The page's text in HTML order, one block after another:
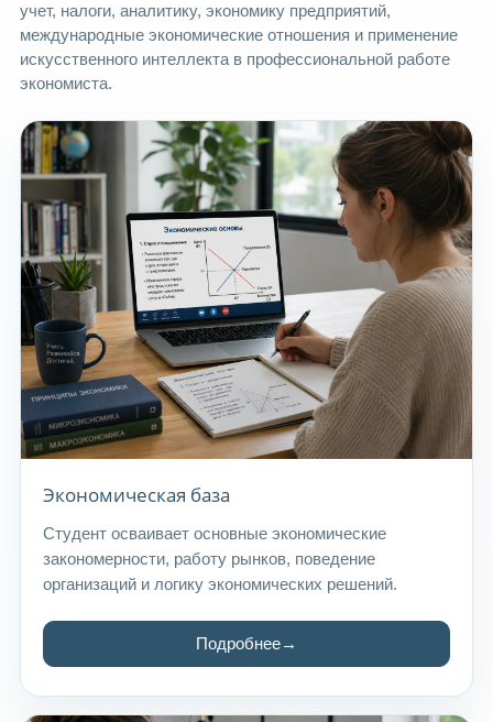
учет, налоги, аналитику, экономику предприятий,
международные экономические отношения и применение
искусственного интеллекта в профессиональной работе
экономиста.
Экономическая база
Студент осваивает основные экономические
закономерности, работу рынков, поведение
организаций и логику экономических решений.
Подробнее